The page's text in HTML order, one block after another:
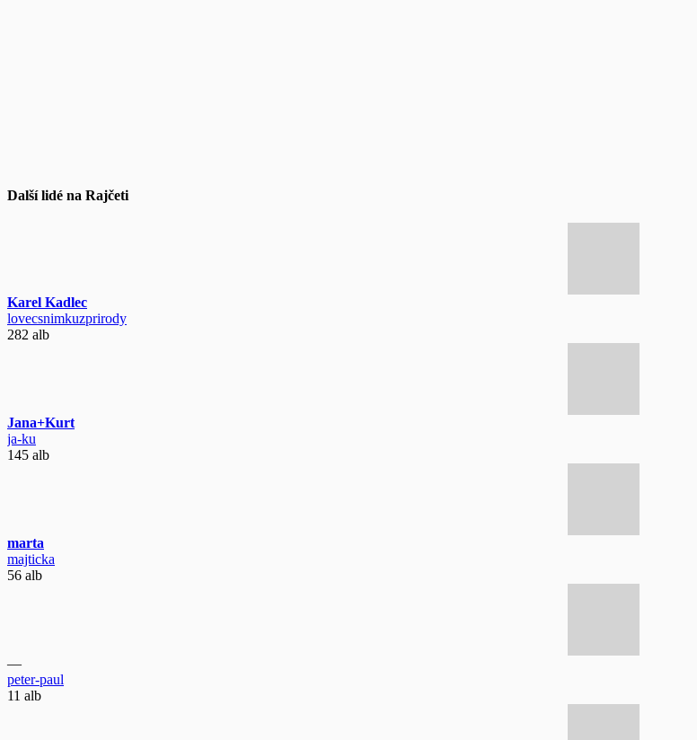
Další lidé na Rajčeti
Karel Kadlec
lovecsnimkuzprirody
282 alb
Jana+Kurt
ja-ku
145 alb
marta
majticka
56 alb
—
peter-paul
11 alb